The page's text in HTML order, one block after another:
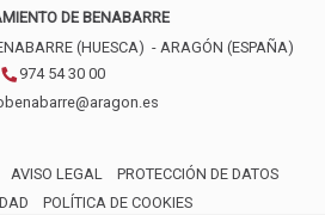
DE BENABARRE
(HUESCA) - ARAGÓN (ESPAÑA)
974 54 30 00
AVISO LEGAL
PROTECCIÓN DE DATOS
POLÍTICA DE COOKIES